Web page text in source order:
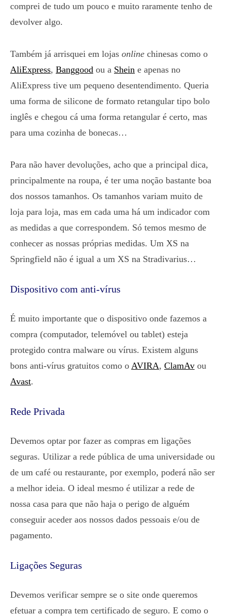
comprei de tudo um pouco e muito raramente tenho de
devolver algo.
Também já arrisquei em lojas online chinesas como o
AliExpress, Banggood ou a Shein e apenas no
AliExpress tive um pequeno desentendimento. Queria
uma forma de silicone de formato retangular tipo bolo
inglês e chegou cá uma forma retangular é certo, mas
para uma cozinha de bonecas…
Para não haver devoluções, acho que a principal dica,
principalmente na roupa, é ter uma noção bastante boa
dos nossos tamanhos. Os tamanhos variam muito de
loja para loja, mas em cada uma há um indicador com
as medidas a que correspondem. Só temos mesmo de
conhecer as nossas próprias medidas. Um XS na
Springfield não é igual a um XS na Stradivarius…
Dispositivo com anti-vírus
É muito importante que o dispositivo onde fazemos a
compra (computador, telemóvel ou tablet) esteja
protegido contra malware ou vírus. Existem alguns
bons anti-vírus gratuitos como o AVIRA, ClamAv ou
Avast.
Rede Privada
Devemos optar por fazer as compras em ligações
seguras. Utilizar a rede pública de uma universidade ou
de um café ou restaurante, por exemplo, poderá não ser
a melhor ideia. O ideal mesmo é utilizar a rede de
nossa casa para que não haja o perigo de alguém
conseguir aceder aos nossos dados pessoais e/ou de
pagamento.
Ligações Seguras
Devemos verificar sempre se o site onde queremos
efetuar a compra tem certificado de seguro. E como o